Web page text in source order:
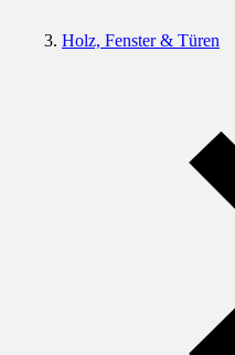
Holz, Fenster & Türen